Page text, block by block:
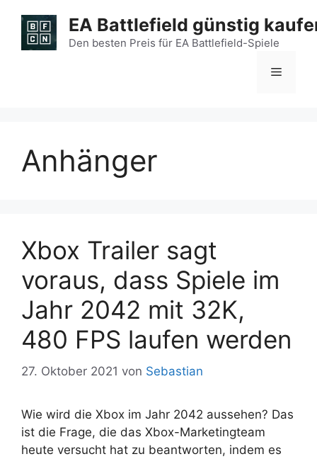
Inhalt
springen
EA Battlefield günstig
Den besten Preis für EA Battlefield-Spiele
Menü
Anhänger
Xbox Trailer sagt
voraus, dass Spiele im
Jahr 2042 mit 32K,
480 FPS laufen werden
27. Oktober 2021 von Sebastian
Wie wird die Xbox im Jahr 2042 aussehen? Das
ist die Frage, die das Xbox-Marketingteam
heute versucht hat zu beantworten, indem es